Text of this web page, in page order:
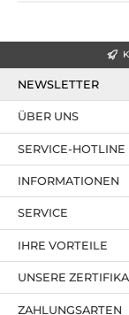
NEWSLETTER
SERVICE-HOTLINE
IHRE VORTEILE
ZAHLUNGSARTEN
ÜBER UNS
UNSERE
INFORMATIONEN
SERVICE